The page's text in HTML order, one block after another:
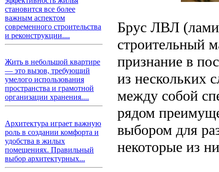
становится все более
важным аспектом
современного строительства
и реконструкции....
Жить в небольшой квартире
— это вызов, требующий
умелого использования
пространства и грамотной
организации хранения....
Архитектура играет важную
роль в создании комфорта и
удобства в жилых
помещениях. Правильный
выбор архитектурных...
Брус ЛВЛ
строительный
признание в
из нескольких
между собой
рядом
выбором для
некоторые из